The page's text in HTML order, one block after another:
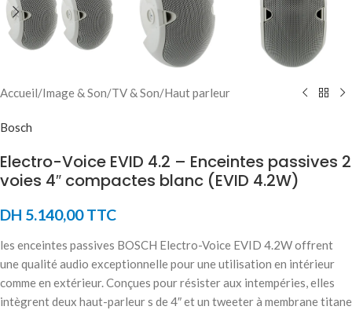
Accueil/Image & Son/TV & Son/Haut parleur
Bosch
Electro-Voice EVID 4.2 – Enceintes passives 2
voies 4″ compactes blanc (EVID 4.2W)
DH 5.140,00TTC
les enceintes passives BOSCH Electro-Voice EVID 4.2W offrent
une qualité audio exceptionnelle pour une utilisation en intérieur
comme en extérieur. Conçues pour résister aux intempéries, elles
intègrent deux haut-parleur s de 4″ et un tweeter à membrane titane